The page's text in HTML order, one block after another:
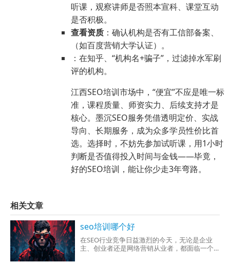
听课，观察讲师是否照本宣科、课堂互动
是否积极。
查看资质 ：确认机构是否有工信部备案、
（如百度营销大学认证）。
：在知乎、“机构名+骗子”，过滤掉水军刷
评的机构。
江西SEO培训市场中，“便宜”不应是唯一标
准，课程质量、师资实力、后续支持才是
核心。墨沉SEO服务凭借透明定价、实战
导向、长期服务，成为众多学员性价比首
选。选择时，不妨先参加试听课，用1小时
判断是否值得投入时间与金钱——毕竟，
好的SEO培训，能让你少走3年弯路。
相关文章
seo培训哪个好
在SEO行业竞争日益激烈的今天，无论是企业
主、创业者还是网络营销从业者，都面临一个